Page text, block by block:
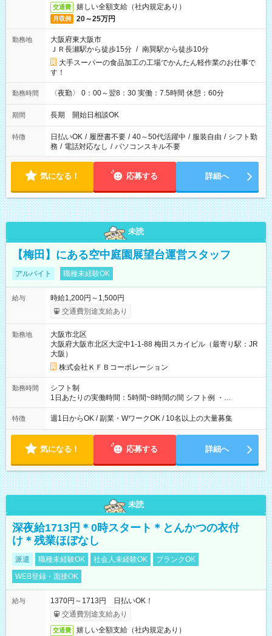
交通費 嬉しい全額支給（社内規定あり）
月収例 20～25万円
勤務地
大阪府東大阪市
ＪＲ長瀬駅から徒歩15分 / 南巽駅から徒歩10分
大手スーパーの食品加工の工場でかんたん軽作業のお仕事で
す！
勤務時間 〈夜勤〉 0：00～翌8：30 実働：7.5時間 休憩：60分
期間 長期 開始日相談OK
特徴 日払いOK / 履歴書不要 / 40～50代活躍中 / 服装自由 / シフト勤
務 / 電話対応なし / パソコンスキル不要
気になる！ 応募する 詳細へ
未読
【梅田】にある空中庭園展望台運営スタッフ
アルバイト 職種未経験OK
給与
時給1,200円～1,500円
交通費別途支給あり
勤務地
大阪市北区
大阪府大阪市北区大淀中1-1-88 梅田スカイビル（最寄り駅：JR
大阪）
株式会社ＫＦＢコーポレーション
勤務時間
シフト制
1日あたりの実働時間：5時間~8時間の間 シフト例 ・
9:30~18:00 実働7.5時間 ・9:30~14:30 実働5時間 ・
16:00~21:30 実働5.5時間
特徴 週1日からOK / 副業・WワークOK / 10名以上の大量募集
気になる！ 応募する 詳細へ
未読
深夜給1713円＊0時スタート＊とんかつの衣付
け＊残業ほぼなし
派遣 職種未経験OK 社会人未経験OK
ブランクOK
WEB登録・面接OK
給与
1370円～1713円 日払いOK！
交通費別途支給あり
交通費 嬉しい全額支給（社内規定あり）